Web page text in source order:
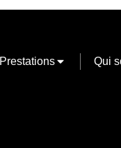
Prestations Qui